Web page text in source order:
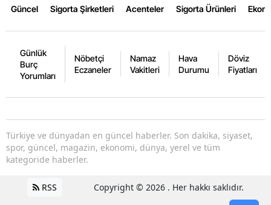
Gaziantep
Giresun
Gümüşhane
Hakkari
Güncel Sigorta Şirketleri Acenteler Sigorta Ürünleri
Günlük
Burç
Yorumları
Nöbetçi
Eczaneler
Namaz
Vakitleri
Hava
Durumu
Döviz
Fiyatları
Türkiye ve dünyadan en güncel haberler. Son dakika, siyaset,
spor, güncel, magazin, ekonomi, dünya, yerel ve tüm
kategoride haberler.
RSS Copyright © 2026 . Her hakkı saklıdır.